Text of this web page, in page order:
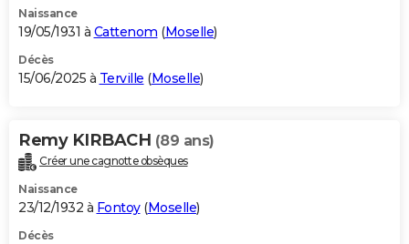
Dictionnaire
Biographies
Citations
Expressions
Proverbes
PROGRAMME TV
S'inscrire
Se connecter
Lycées
Collèges
Primaires
Universités
Entreprises
Service militaire
Avis de recherche
AVIS DE DÉCÈS
Bricolage
Lifestyle
Culture
Sport
Auto
Television
Voyage
Cinema
Naissance
19/05/1931 à Cattenom (Moselle)
Décès
15/06/2025 à Terville (Moselle)
Remy KIRBACH (89 ans)
Créer une cagnotte obsèques
Naissance
23/12/1932 à Fontoy(Moselle)
Décès